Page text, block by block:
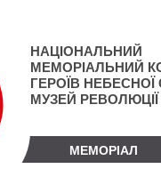
НАЦІОНАЛЬНИЙ
МЕМОРІАЛЬНИЙ
ГЕРОЇВ НЕБЕСНОЇ
МУЗЕЙ РЕВОЛЮЦІЇ
МЕМОРІАЛ